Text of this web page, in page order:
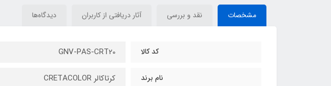
مشخصات نقد و بررسی آثار دریافتی از کاربران دیدگاه‌ها
کد کالا GNV-PAS-CRT20
نام برند کرتاکالر CRETACOLOR